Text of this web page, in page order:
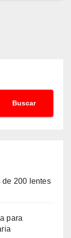
Buscar
de 200 lentes
para